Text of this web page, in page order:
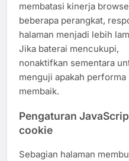
membatasi kinerja
beberapa perangkat,
halaman menjadi lebih
Jika baterai mencukupi,
nonaktifkan sementara
menguji apakah performa
membaik.
Pengaturan
cookie
Sebagian halaman